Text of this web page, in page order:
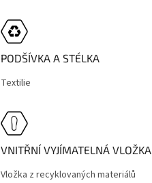
PODŠÍVKA A STÉLKA
Textilie
VNITŘNÍ VYJÍMATELNÁ VLOŽKA
Vložka z recyklovaných materiálů